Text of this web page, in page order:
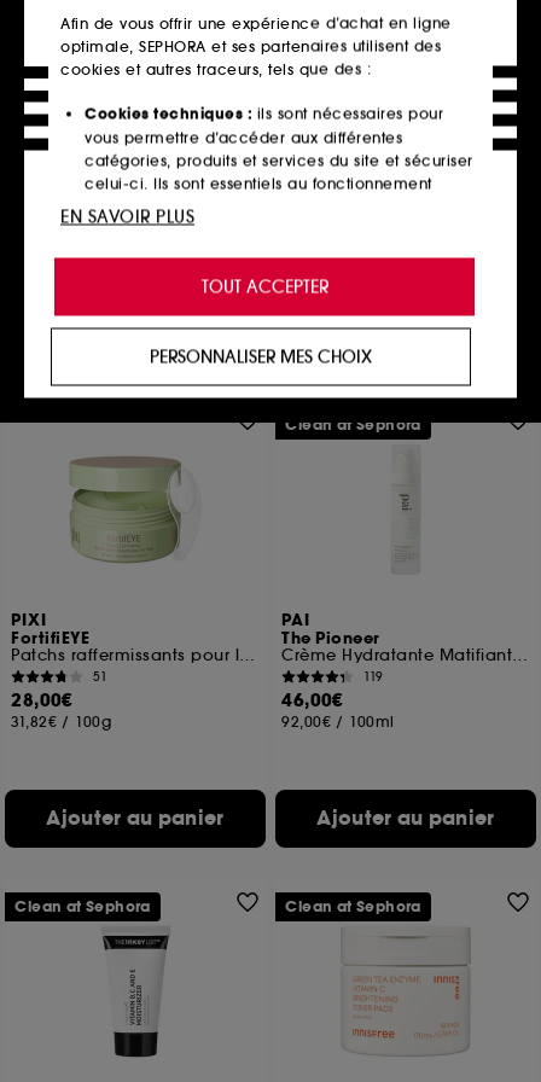
BYOMA
Sérum Hydratant
Soin visage apaisant
731
18,00€
Ajouter au panier
PIXI
FortifiEYE
Patchs raffermissants pour les yeux
51
28,00€
31,82€ / 100g
Ajouter au panier
PAI
The Pioneer
Crème Hydratante Matifiante Géranium & Carthame peaux sensibles
119
46,00€
92,00€ / 100ml
Ajouter au panier
Clean at Sephora
Clean at Sephora Clean at Sephora
Afin de vous offrir une expérience d’achat en ligne
optimale, SEPHORA et ses partenaires utilisent des
cookies et autres traceurs, tels que des :
Cookies techniques : ils sont nécessaires pour
vous permettre d’accéder aux différentes
catégories, produits et services du site et sécuriser
celui-ci. Ils sont essentiels au fonctionnement
technique du site et ne peuvent être désactivés.
de vous offrir une expérience enrichie et
personnalisée en vous recommandant des
produits, des services et des contenus qui
proposer des offres promotionnelles adaptées à
votre profil.
Cookies réseaux sociaux et publicité :ils sont
utilisés pour vous présenter du contenu susceptible
de vous plaire via des publicités, y compris sur des
sites tiers et sur les réseaux sociaux, sur la base
des pages que vous avez consultées, de votre
navigation, et de l'historique de vos interactions.
permettent de réaliser des statistiques de
fréquentation et de navigation sur notre site afin
d’en améliorer la performance.
Cookies de sécurisation des paiements en ligne :
ils nous permettent de lutter notamment contre les
Cookies fonctionnels :
il s’agit de cookies
permettant l’affichage et/ou la fourniture de
cookies d’authentification qui sont utilisés afin de
vous faire bénéficier de l’authentification
prolongée vous permettant d’accéder à votre
compte lors de votre prochaine visite sur le site
sans saisir à nouveau votre identifiant et mot de
passe.
TOUT ACCEPTER
PERSONNALISER MES CHOIX
EN SAVOIR PLUS